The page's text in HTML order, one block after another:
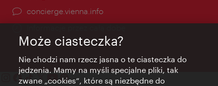
concierge.vienna.info
Może ciasteczka?
Nie chodzi nam rzecz jasna o te ciasteczka do
jedzenia. Mamy na myśli specjalne pliki, tak
zwane „cookies”, które są niezbędne do